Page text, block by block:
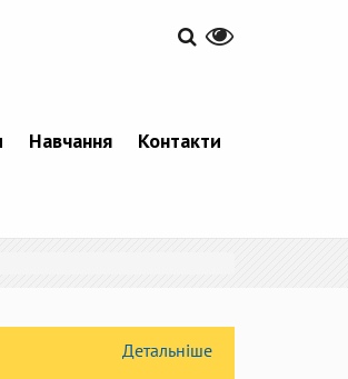
Навчання Контакти
Детальніше